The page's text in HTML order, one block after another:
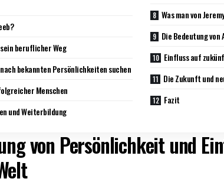
beruflicher Weg
bekannten Persönlichkeiten suchen
Menschen
und Weiterbildung
Was man von
Die Bedeutung
Einfluss auf
Die Zukunft und
Fazit
von Persönlichkeit und